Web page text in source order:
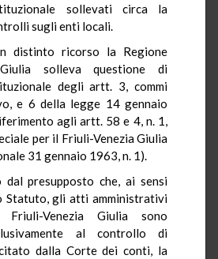
sollevati circa la
sugli enti locali.
distinto ricorso la Regione
Giulia solleva questione di
degli artt. 3, commi
e 6 della legge 14 gennaio
agli artt. 58 e 4, n. 1,
per il Friuli-Venezia Giulia
31 gennaio 1963, n. 1).
dal presupposto che, ai sensi
Statuto, gli atti amministrativi
Friuli-Venezia Giulia sono
al controllo di
dalla Corte dei conti, la